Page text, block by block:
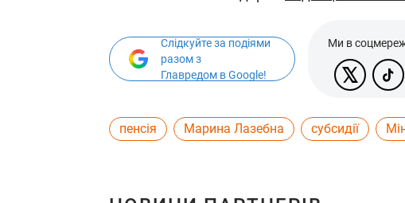
Слідкуйте за подіями
разом з
Главредом в Google!
Ми в
пенсія Марина Лазебна субсидії